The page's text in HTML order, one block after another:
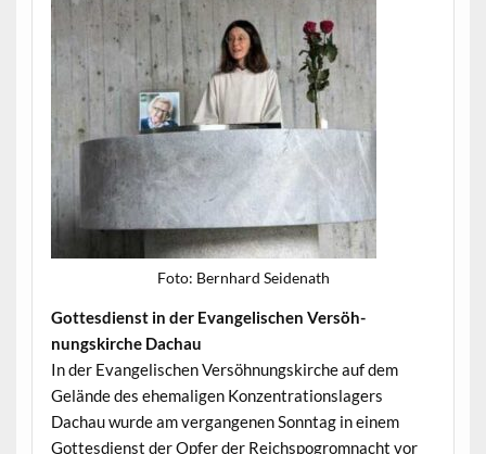
Foto: Bern­hard Seidenath
Gottes­di­enst in der Evan­ge­lis­chen Ver­söh­
nungskirche Dachau
In der Evan­ge­lis­chen Ver­söh­nungskirche auf dem
Gelände des ehe­ma­li­gen Konzen­tra­tionslagers
Dachau wurde am ver­gan­genen Son­ntag in einem
Gottes­di­enst der Opfer der Reich­s­pogrom­nacht vor